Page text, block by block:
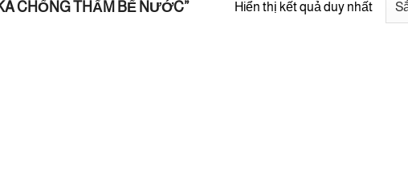
CHỐNG THẤM BỂ NƯỚC” Hiển thị kết quả duy nhất